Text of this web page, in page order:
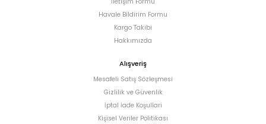
Havale Bildirim Formu
Kargo Takibi
Hakkımızda
Alışveriş
Mesafeli Satış Sözleşmesi
Gizlilik ve Güvenlik
İptal İade Koşullari
Kişisel Veriler Politikası